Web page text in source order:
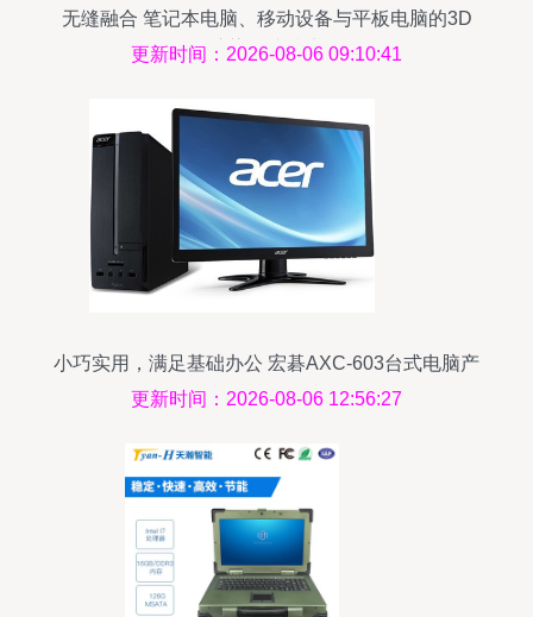
无缝融合 笔记本电脑、移动设备与平板电脑的3D
渲染连接技术
更新时间：2026-08-06 09:10:41
小巧实用，满足基础办公 宏碁AXC-603台式电脑产
品解析
更新时间：2026-08-06 12:56:27